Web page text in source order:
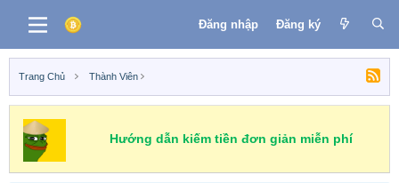
Đăng nhập Đăng ký
Trang Chủ Thành Viên
Hướng dẫn kiếm tiền đơn giản miễn phí